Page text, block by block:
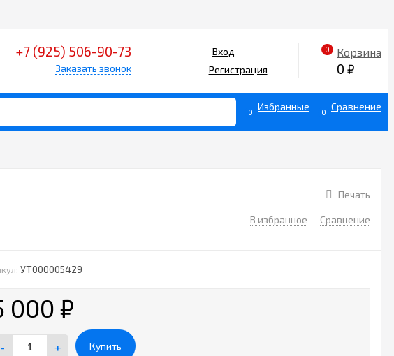
+7 (925) 506-90-73
Заказать звонок
Вход
Регистрация
0 Корзина
0 ₽
0 Избранные 0 Сравнение
Печать
В избранное Сравнение
УТ000005429
000₽
- + Купить